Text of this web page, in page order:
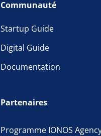
Communauté
Startup Guide
Digital Guide
Documentation
Partenaires
Programme IONOS